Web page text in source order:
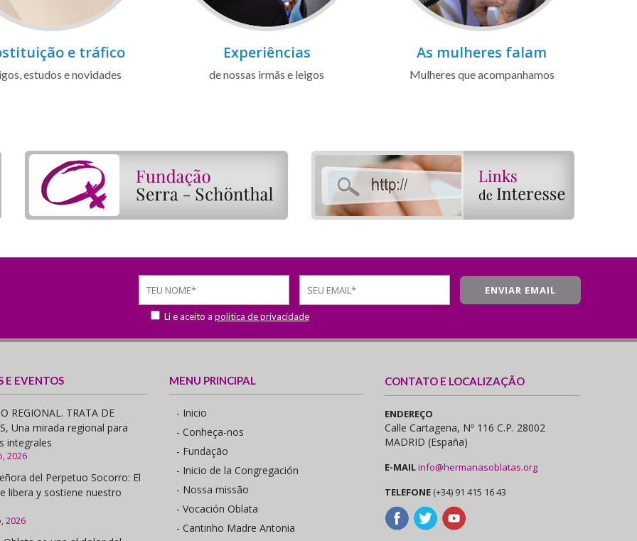
e tráfico
estudos e novidades
Experiências
de nossas irmãs e leigos
As mulheres falam
Mulheres que acompanhamos
Li e aceito a política de privacidade
E EVENTOS
REGIONAL. TRATA DE
Una mirada regional para
integrales
2026
del Perpetuo Socorro: El
libera y sostiene nuestro
2026
MENU PRINCIPAL
- Inicio
- Conheça-nos
- Fundação
- Inicio de la Congregación
- Nossa missão
- Vocación Oblata
- Cantinho Madre Antonia
CONTATO E LOCALIZAÇÃO
ENDEREÇO
Calle Cartagena, Nº 116 C.P. 28002
MADRID (España)
E-MAILinfo@hermanasoblatas.org
TELEFONE (+34) 91 415 16 43